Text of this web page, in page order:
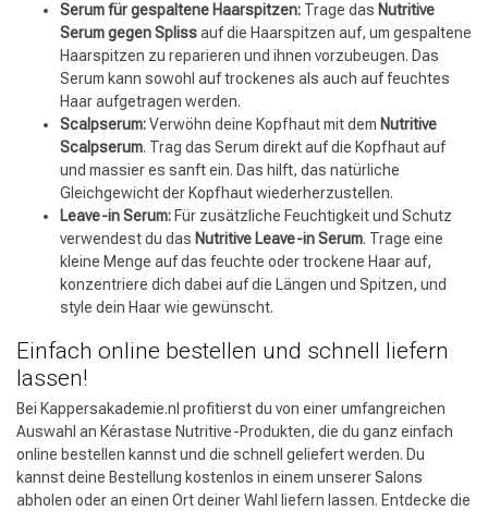
Serum für gespaltene Haarspitzen: Trage das Nutritive
Serum gegen Splissauf die Haarspitzen auf, um gespaltene
Haarspitzen zu reparieren und ihnen vorzubeugen. Das
Serum kann sowohl auf trockenes als auch auf feuchtes
Haar aufgetragen werden.
Scalpserum:Verwöhn deine Kopfhaut mit dem Nutritive
Scalpserum. Trag das Serum direkt auf die Kopfhaut auf
und massier es sanft ein. Das hilft, das natürliche
Gleichgewicht der Kopfhaut wiederherzustellen.
Leave-in Serum: Für zusätzliche Feuchtigkeit und Schutz
verwendest du das Nutritive Leave-in Serum. Trage eine
kleine Menge auf das feuchte oder trockene Haar auf,
konzentriere dich dabei auf die Längen und Spitzen, und
style dein Haar wie gewünscht.
Einfach online bestellen und schnell liefern
lassen!
Bei Kappersakademie.nl profitierst du von einer umfangreichen
Auswahl an Kérastase Nutritive-Produkten, die du ganz einfach
online bestellen kannst und die schnell geliefert werden. Du
kannst deine Bestellung kostenlos in einem unserer Salons
abholen oder an einen Ort deiner Wahl liefern lassen. Entdecke die